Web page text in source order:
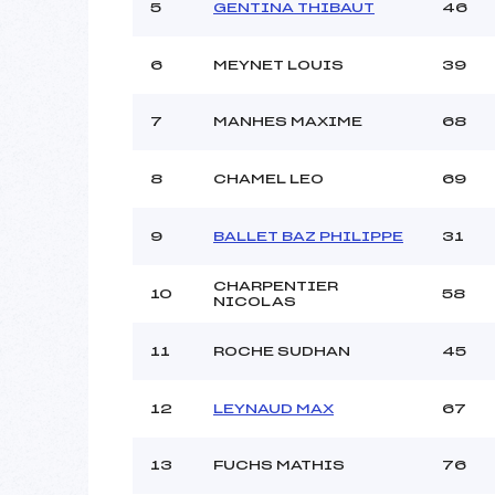
Ouvreurs E :
Neige :
5 GENTINA THIBAUT 46
6 MEYNET LOUIS 39
7 MANHES MAXIME 68
8 CHAMEL LEO 69
9 BALLET BAZ PHILIPPE 31
10
CHARPENTIER
NICOLAS
58
11 ROCHE SUDHAN 45
12 LEYNAUD MAX 67
13 FUCHS MATHIS 76